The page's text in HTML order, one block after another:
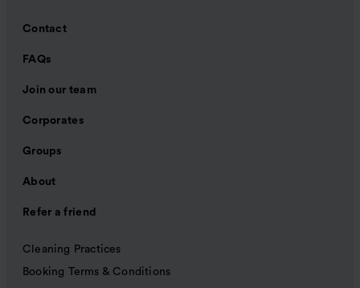
Contact
FAQs
Join our team
Corporates
Groups
About
Refer a friend
Cleaning Practices
Booking Terms & Conditions